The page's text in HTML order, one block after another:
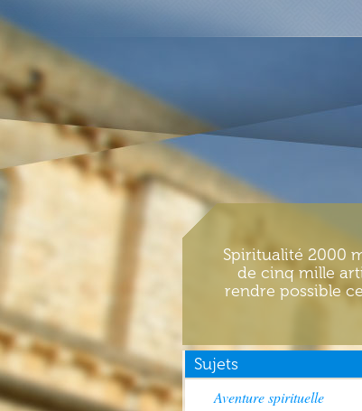
Spiritualité 2000
de cinq mille
rendre possible
Sujets
Aventure spirituelle